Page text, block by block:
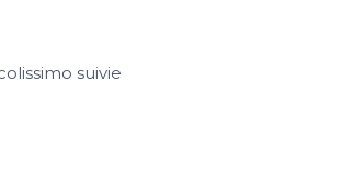
suivie